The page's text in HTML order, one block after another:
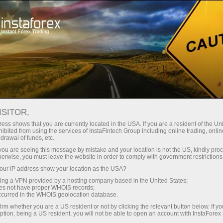
Швидке відкриття рахунку Торгова платформа
Інвесторам Партнерам
shows that you are currently located in the USA. If you are a resident of the
from using the services of InstaFintech Group including online trading,
of funds, etc.
are seeing this message by mistake and your location is not the US, kindly
you must leave the website in order to comply with government
IP address show your location as the USA?
a VPN provided by a hosting company based in the United States;
not have proper WHOIS records;
in the WHOIS geolocation database.
whether you are a US resident or not by clicking the relevant button below. If
being a US resident, you will not be able to open an account with InstaForex